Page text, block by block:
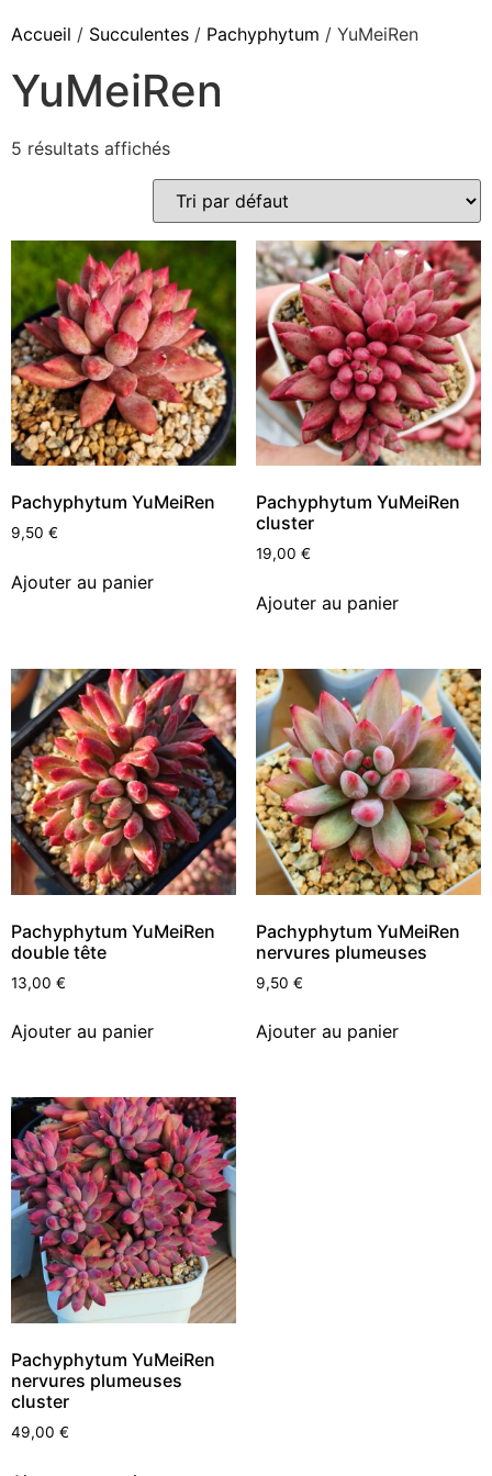
Accueil / Succulentes / Pachyphytum / YuMeiRen
YuMeiRen
5 résultats affichés
Pachyphytum YuMeiRen
9,50 €
Ajouter au panier
Pachyphytum YuMeiRen
cluster
19,00 €
Ajouter au panier
Pachyphytum YuMeiRen
double tête
13,00 €
Ajouter au panier
Pachyphytum YuMeiRen
nervures plumeuses
9,50 €
Ajouter au panier
Pachyphytum YuMeiRen
nervures plumeuses
cluster
49,00 €